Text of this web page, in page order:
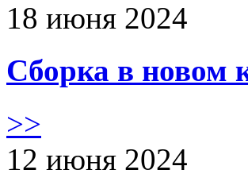
18 июня 2024
Сборка в новом
>>
12 июня 2024